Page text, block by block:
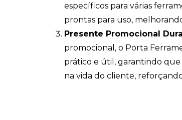
específicos para várias
prontas para uso,
Presente Promocional
promocional, o Porta
prático e útil, garantindo
na vida do cliente,